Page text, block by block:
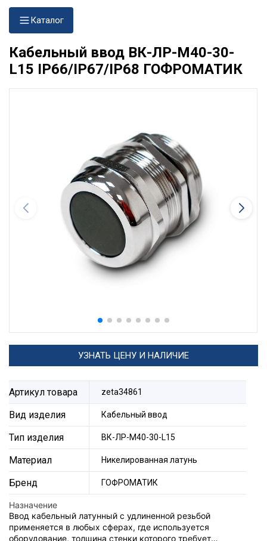
Каталог
Кабельный ввод ВК-ЛР-М40-30-
L15 IP66/IP67/IP68 ГОФРОМАТИК
УЗНАТЬ ЦЕНУ И НАЛИЧИЕ
Артикул товара zeta34861
Вид изделия Кабельный ввод
Тип изделия ВК-ЛР-М40-30-L15
Материал Никелированная латунь
Бренд ГОФРОМАТИК
Назначение
Ввод кабельный латунный с удлиненной резьбой
применяется в любых сферах, где используется
оборудование, толщина стенки которого требует